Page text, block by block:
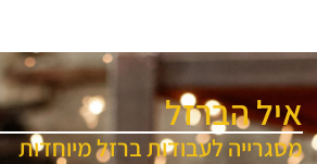
איל הברזל
מסגרייה לעבודות ברזל מיוחדות